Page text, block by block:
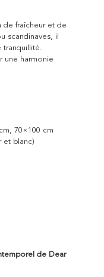
de fraîcheur et de
scandinaves, il
tranquillité.
une harmonie
70×100 cm
et blanc)
de Dear